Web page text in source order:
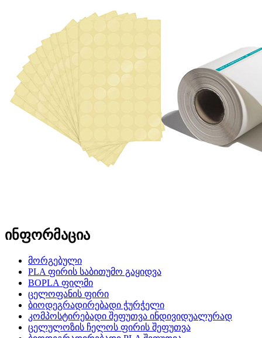
ინფორმაცია
მორგებული
PLA ფირის საბითუმო გაყიდვა
BOPLA ფილმი
ცელოფანის ფირი
ბიოდეგრადირებადი ჭურჭელი
კომპოსტირებადი შეფუთვა ინდივიდუალურად
ცელულოზის ჩელოს ფირის შეფუთვა